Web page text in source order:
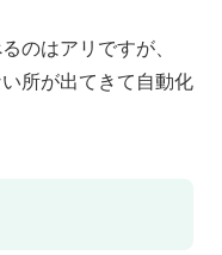
のはアリですが、
所が出てきて自動化